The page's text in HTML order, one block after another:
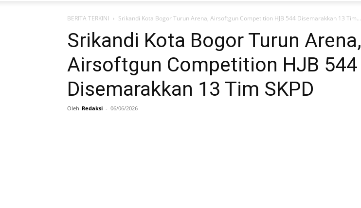
BERITA TERKINI Srikandi Kota Bogor Turun Arena, Airsoftgun Competition HJB 544 Disemarakkan 13 Tim...
Srikandi Kota Bogor Turun Arena,
Airsoftgun Competition HJB 544
Disemarakkan 13 Tim SKPD
Oleh Redaksi - 06/06/2026